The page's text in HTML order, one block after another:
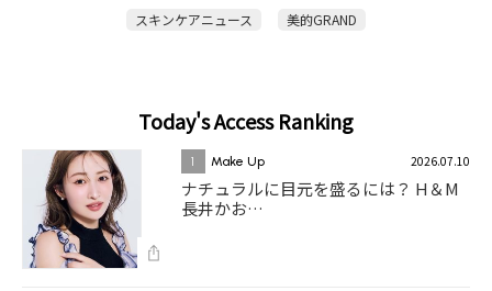
スキンケアニュース
美的GRAND
Today's Access Ranking
1 Make Up 2026.07.10
ナチュラルに目元を盛るには？ H＆M
長井かお…